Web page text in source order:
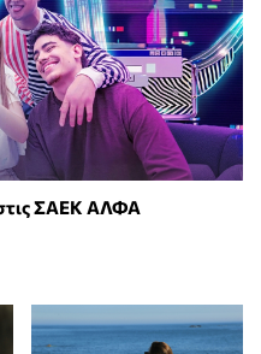
ΣΑΕΚ ΑΛΦΑ